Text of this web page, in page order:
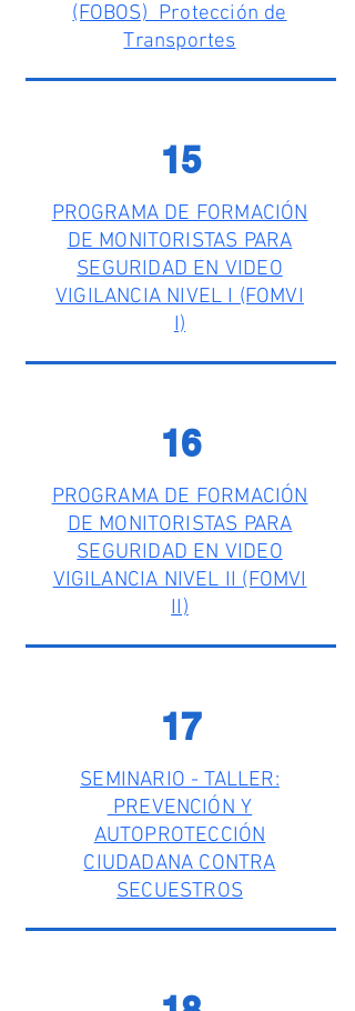
(FOBOS) Protección de
Transportes
15
PROGRAMA DE FORMACIÓN
DE MONITORISTAS PARA
SEGURIDAD EN VIDEO
VIGILANCIA NIVEL I (FOMVI
I)
16
PROGRAMA DE FORMACIÓN
DE MONITORISTAS PARA
SEGURIDAD EN VIDEO
VIGILANCIA NIVEL II (FOMVI
II)
17
SEMINARIO - TALLER:
PREVENCIÓN Y
AUTOPROTECCIÓN
CIUDADANA CONTRA
SECUESTROS